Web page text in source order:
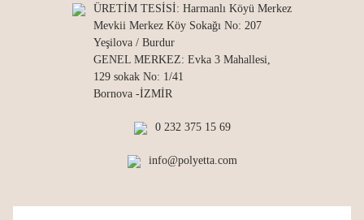
ÜRETİM TESİSİ: Harmanlı Köyü Merkez
Mevkii Merkez Köy Sokağı No: 207
Yeşilova / Burdur
GENEL MERKEZ: Evka 3 Mahallesi,
129 sokak No: 1/41
Bornova -İZMİR
0 232 375 15 69
info@polyetta.com